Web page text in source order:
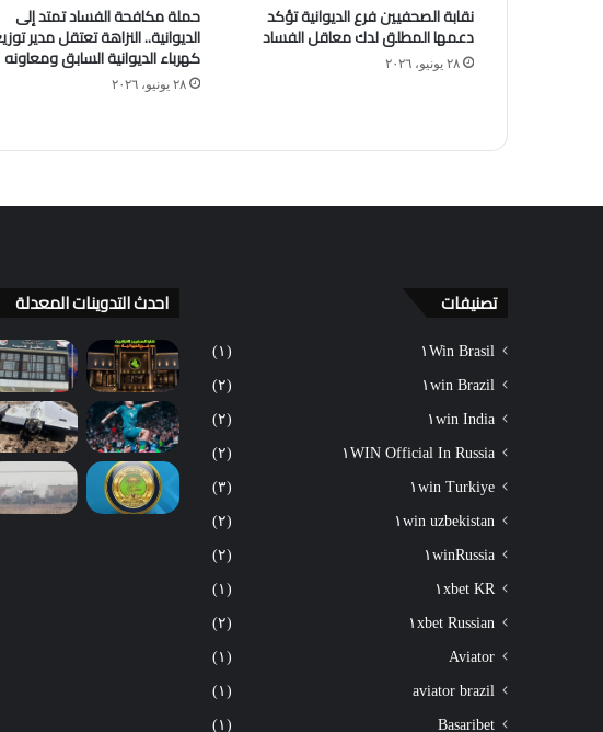
نقابة الصحفيين فرع الديوانية تؤكد
دعمها المطلق لدك معاقل الفساد
٢٨ يونيو، ٢٠٢٦
حملة مكافحة الفساد تمتد إلى
الديوانية.. النزاهة تعتقل مدير
كهرباء الديوانية السابق ومعاونه
٢٨ يونيو، ٢٠٢٦
تصنيفات
١Win Brasil (١)
١win Brazil (٢)
١win India (٢)
١WIN Official In Russia (٢)
١win Turkiye (٣)
١win uzbekistan (٢)
١winRussia (٢)
١xbet KR (١)
١xbet Russian (٢)
Aviator (١)
aviator brazil (١)
Basaribet (١)
احدث التدوينات المعدلة